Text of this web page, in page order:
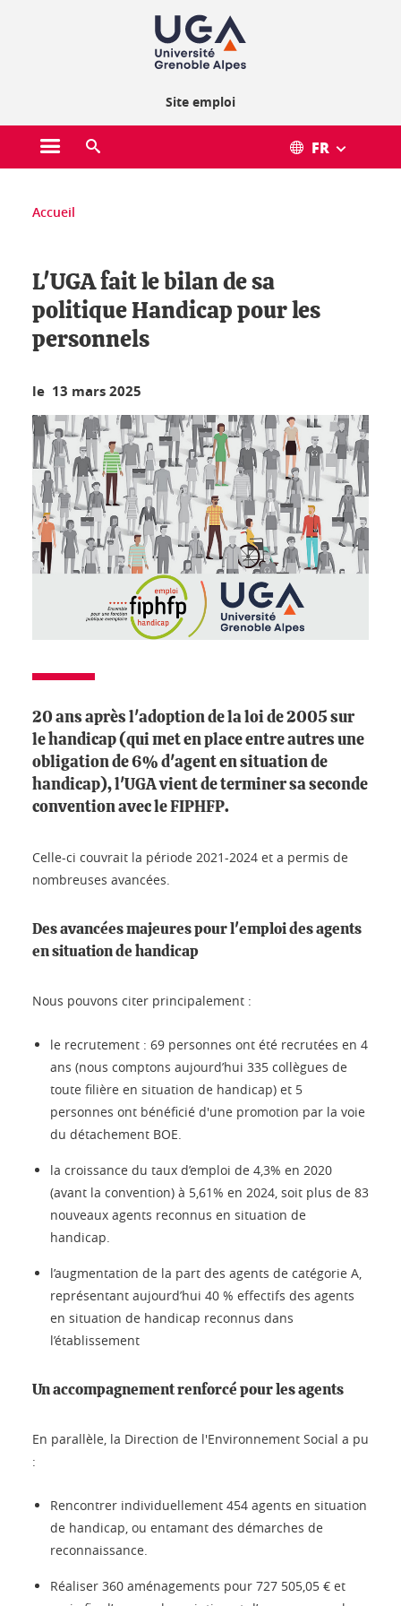
Site emploi
Ouvrir le menu principal FR
Vous êtes ici :
Accueil
L'UGA fait le bilan de sa
politique Handicap pour les
personnels
le 13 mars 2025
20 ans après l'adoption de la loi de 2005 sur
le handicap (qui met en place entre autres une
obligation de 6% d'agent en situation de
handicap), l'UGA vient de terminer sa seconde
convention avec le FIPHFP.
Celle-ci couvrait la période 2021-2024 et a permis de
nombreuses avancées.
Des avancées majeures pour l'emploi des agents
en situation de handicap
Nous pouvons citer principalement :
le recrutement : 69 personnes ont été recrutées en 4
ans (nous comptons aujourd’hui 335 collègues de
toute filière en situation de handicap) et 5
personnes ont bénéficié d'une promotion par la voie
du détachement BOE.
la croissance du taux d’emploi de 4,3% en 2020
(avant la convention) à 5,61% en 2024, soit plus de 83
nouveaux agents reconnus en situation de
handicap.
l’augmentation de la part des agents de catégorie A,
représentant aujourd’hui 40 % effectifs des agents
en situation de handicap reconnus dans
l’établissement
Un accompagnement renforcé pour les agents
En parallèle, la Direction de l'Environnement Social a pu
:
Rencontrer individuellement 454 agents en situation
de handicap, ou entamant des démarches de
reconnaissance.
Réaliser 360 aménagements pour 727 505,05 € et